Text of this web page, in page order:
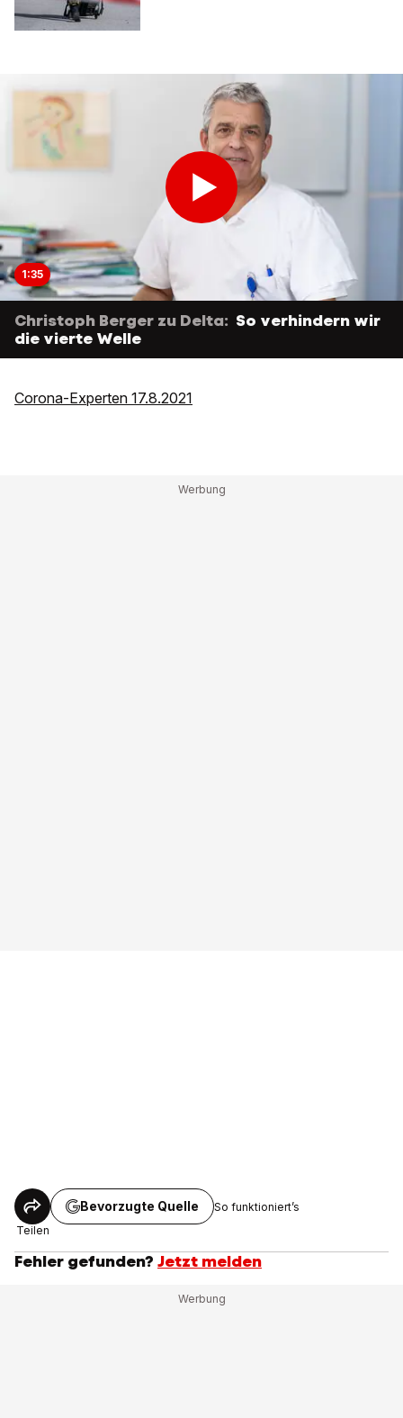
1:35
Christoph Berger zu Delta: So verhindern wir
die vierte Welle
Corona-Experten 17.8.2021
Teilen
Bevorzugte Quelle So funktioniert’s
Fehler gefunden? Jetzt melden